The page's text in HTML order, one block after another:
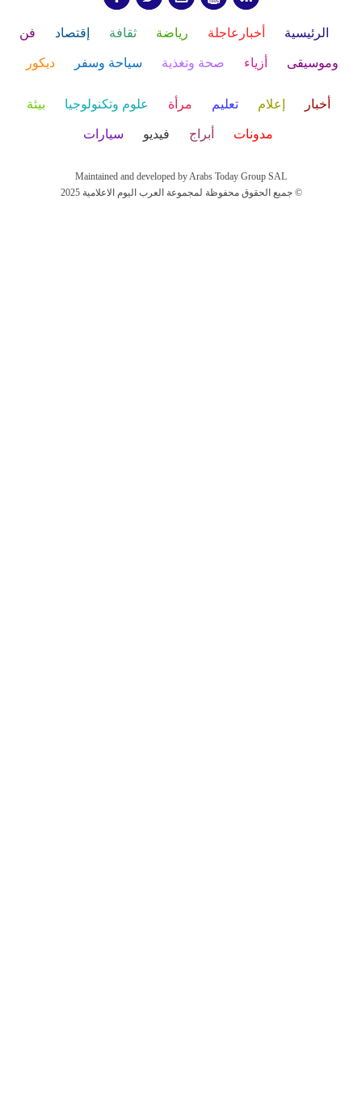
الرئيسية أخبارعاجلة رياضة ثقافة إقتصاد فن
وموسيقى أزياء صحة وتغذية سياحة وسفر ديكور
أخبار إعلام تعليم مرأة علوم وتكنولوجيا بيئة
مدونات أبراج فيديو سيارات
Maintained and developed by Arabs Today Group SAL
جميع الحقوق محفوظة لمجموعة العرب اليوم الاعلامية 2025 ©